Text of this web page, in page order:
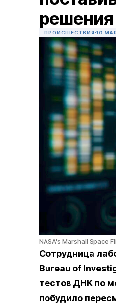
решения
ПРОИСШЕСТВИЯ 10
NASA's Marshall Space
Сотрудница
Bureau of
тестов ДНК по
побудило